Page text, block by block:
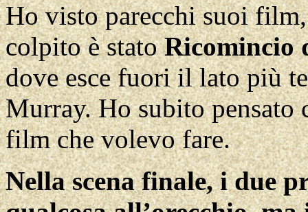
Ho visto parecchi suoi
colpito è statoRicomincio
dove esce fuori il lato più
Murray. Ho subito pensato
film che volevo fare.
Nella scena finale, i due